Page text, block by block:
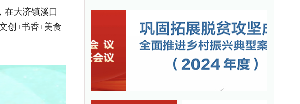
海南鲜品专栏 大学生“三下乡”活动
中央专项彩票公益金支持革命老区乡村振兴项